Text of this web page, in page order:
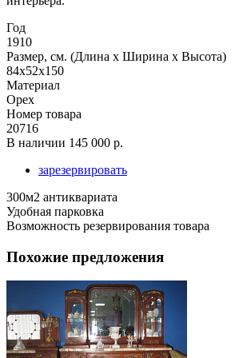
Год
1910
Размер, см. (Длина х Ширина х Высота)
84x52x150
Материал
Орех
Номер товара
20716
В наличии 145 000 р.
зарезервировать
300м2 антиквариата
Удобная парковка
Возможность резервирования товара
Похожие предложения